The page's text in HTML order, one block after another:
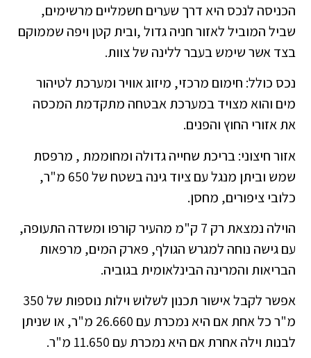
הכניסה לנכס היא דרך שערים חשמליים מרשימים,
שביל המוביל לאזור חניה גדול ,ובית קטן ויפה שממוקם
בצד אשר שימש בעבר ללינה של צוות.
נכס כולל: חימום מרכזי, מיזוג אוויר ומערכת לטיהור
מים והוא מצויד במערכת אבטחה מתקדמת המכסה
את אזורי החוץ והפנים.
אזור חיצוני: בריכת שחייה גדולה ומחוממת , מרפסת
שמש וביתן מנגל עם ציוד גינה בשטח של 650 מ"ר,
כלובי ציפורים, מחסן.
הוילה נמצאת רק 7 ק"מ מהעיר קורפו ומשדה התעופה,
עם גישה נוחה למגרש הגולף, פארק המים, מרפאות
הבריאות והמרינה הבינלאומית בגוביה.
אפשר לקבל אישור תכנון לשלוש וילות נוספות של 350
מ"ר כל אחת אם היא נמכרת עם 26.660 מ"ר, או שניתן
לבנות וילה אחרת אם היא נמכרת עם 11.650 מ"ר.